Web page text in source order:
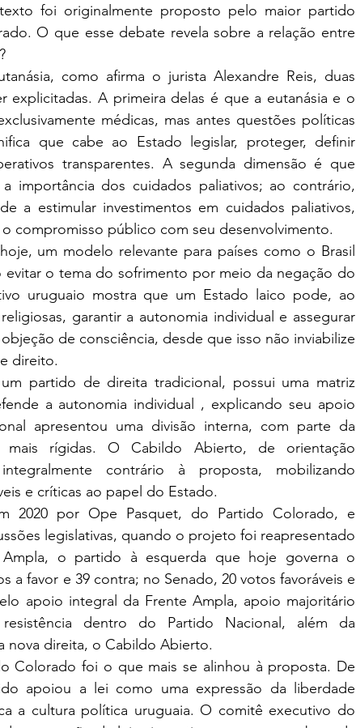
foi originalmente proposto pelo maior partido
O que esse debate revela sobre a relação entre
como afirma o jurista Alexandre Reis, duas
explicitadas. A primeira delas é que a eutanásia e o
médicas, mas antes questões políticas
que cabe ao Estado legislar, proteger, definir
transparentes. A segunda dimensão é que
importância dos cuidados paliativos; ao contrário,
a estimular investimentos em cuidados paliativos,
compromisso público com seu desenvolvimento.
um modelo relevante para países como o Brasil
o tema do sofrimento por meio da negação do
uruguaio mostra que um Estado laico pode, ao
garantir a autonomia individual e assegurar
de consciência, desde que isso não inviabilize
direito.
partido de direita tradicional, possui uma matriz
a autonomia individual , explicando seu apoio
apresentou uma divisão interna, com parte da
mais rígidas. O Cabildo Abierto, de orientação
contrário à proposta, mobilizando
e críticas ao papel do Estado.
2020 por Ope Pasquet, do Partido Colorado, e
legislativas, quando o projeto foi reapresentado
o partido à esquerda que hoje governa o
a favor e 39 contra; no Senado, 20 votos favoráveis e
apoio integral da Frente Ampla, apoio majoritário
dentro do Partido Nacional, além da
nova direita, o Cabildo Abierto.
Colorado foi o que mais se alinhou à proposta. De
apoiou a lei como uma expressão da liberdade
a cultura política uruguaia. O comitê executivo do